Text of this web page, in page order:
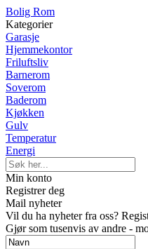
Bolig Rom
Kategorier
Garasje
Hjemmekontor
Friluftsliv
Barnerom
Soverom
Baderom
Kjøkken
Gulv
Temperatur
Energi
Min konto
Registrer deg
Mail nyheter
Vil du ha nyheter fra oss?
Gjør som tusenvis av andre -